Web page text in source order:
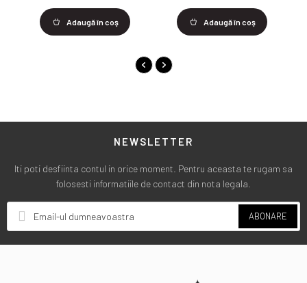
Adaugă în coş Adaugă în coş
NEWSLETTER
Iti poti desfiinta contul in orice moment. Pentru aceasta te rugam sa
folosesti informatiile de contact din nota legala.
ABONARE